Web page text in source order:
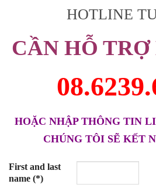
HOTLINE
CẦN HỖ
HOẶC NHẬP THÔNG TIN
CHÚNG TÔI SẼ KẾT
First and last
name (*)